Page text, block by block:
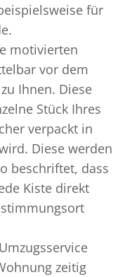
für
motivierten
vor dem
Ihnen. Diese
Stück Ihres
verpackt in
Diese werden
beschriftet, dass
Kiste direkt
zeitig